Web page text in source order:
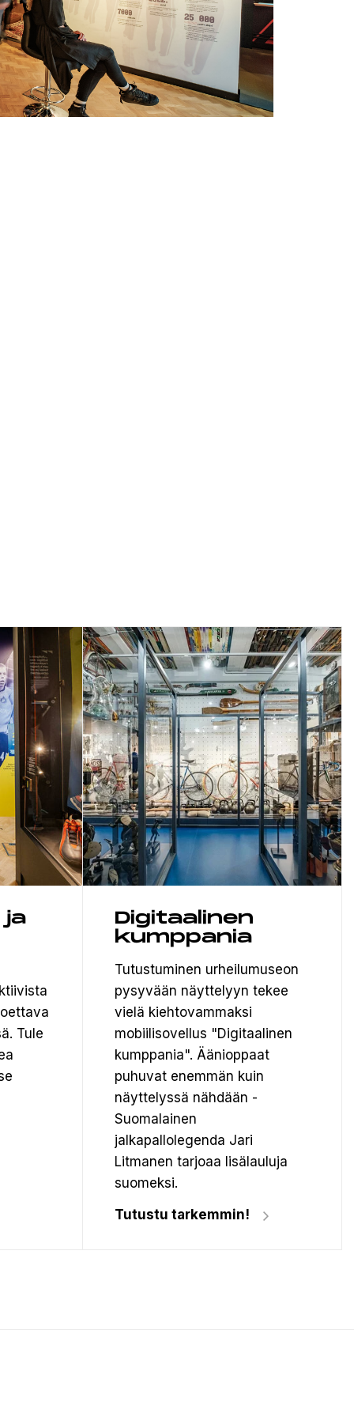
Tule
Digitaalinen
kumppania
Tutustuminen urheilumuseon
pysyvään näyttelyyn tekee
vielä kiehtovammaksi
mobiilisovellus "Digitaalinen
kumppania". Äänioppaat
puhuvat enemmän kuin
näyttelyssä nähdään -
Suomalainen
jalkapallolegenda Jari
Litmanen tarjoaa lisälauluja
suomeksi.
Tutustu tarkemmin!